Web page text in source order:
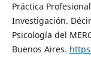
Práctica
Investigación.
Psicología del
Buenos Aires.